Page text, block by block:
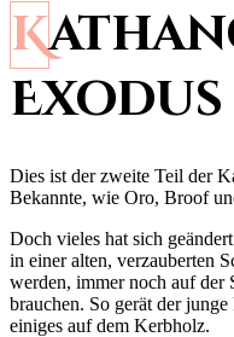
Kathangoo-
Exodus
Dies ist der zweite Teil der
Bekannte, wie Oro, Broof
Doch vieles hat sich
in einer alten, verzauberten
werden, immer noch auf der
brauchen. So gerät der
einiges auf dem Kerbholz.